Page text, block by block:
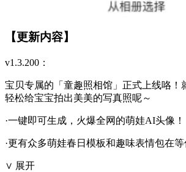
【更新内容】
v1.3.200：
宝贝专属的「童趣照相馆」正式上线咯！
轻松给宝宝拍出美美的写真照呢～
·一键即可生成，火爆全网的萌娃AI头像！
·更有众多萌娃春日模板和趣味表情包在等
∨ 展开